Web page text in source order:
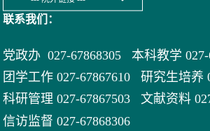
联系我们：
党政办 027-67868305 本科教学 027-
团学工作 027-67867610 研究生培养
科研管理 027-67867503 文献资料
信访监督 027-67868306